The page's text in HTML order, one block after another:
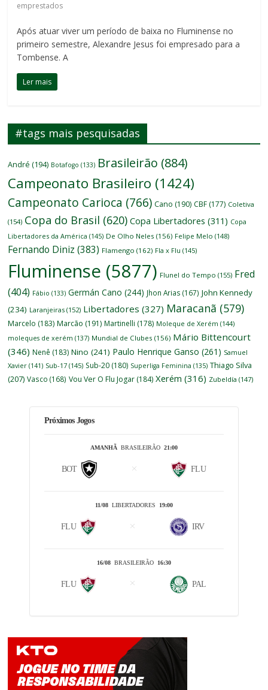
emprestados
Após atuar viver um período de baixa no Fluminense no
primeiro semestre, Alexandre Jesus foi empresado para a
Tombense. A
Ler mais
#tags mais pesquisadas
André (194) Botafogo (133) Brasileirão (884)
Campeonato Brasileiro (1424)
Campeonato Carioca (766) Cano (190) CBF (177) Coletiva
(154) Copa do Brasil (620) Copa Libertadores (311) Copa
Libertadores da América (145) De Olho Neles (156) Felipe Melo (148)
Fernando Diniz (383) Flamengo (162) Fla x Flu (145)
Fluminense (5877) Flunel do Tempo (155) Fred
(404) Fábio (133) Germán Cano (244) Jhon Arias (167) John Kennedy
(234) Laranjeiras (152) Libertadores (327) Maracanã (579)
Marcelo (183) Marcão (191) Martinelli (178) Moleque de Xerém (144)
moleques de xerém (137) Mundial de Clubes (156) Mário Bittencourt
(346) Nenê (183) Nino (241) Paulo Henrique Ganso (261) Samuel
Xavier (141) Sub-17 (145) Sub-20 (180) Superliga Feminina (135) Thiago Silva
(207) Vasco (168) Vou Ver O Flu Jogar (184) Xerém (316) Zubeldía (147)
Próximos Jogos
AMANHÃBRASILEIRÃO 21:00
BOT FLU
11/08LIBERTADORES 19:00
FLU IRV
16/08BRASILEIRÃO 16:30
FLU PAL